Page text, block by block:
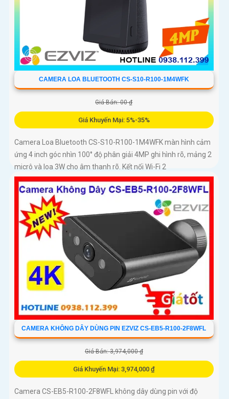
CAMERA LOA BLUETOOTH CS-S10-R100-1M4WFK
Giá Bán: 00 ₫
Giá Khuyến Mại: 5%-35%
Camera Loa Bluetooth CS-S10-R100-1M4WFK màn hình cảm
ứng 4 inch góc nhìn 100° độ phân giải 4MP ghi hình rõ, mảng 2
micrô và loa 3W cho âm thanh rõ. Kết nối Wi-Fi 2
CAMERA KHÔNG DÂY DÙNG PIN EZVIZ CS-EB5-R100-2F8WFL
Giá Bán: 3,974,000 ₫
Giá Khuyến Mại: 3,974,000 ₫
Camera CS-EB5-R100-2F8WFL không dây dùng pin với độ